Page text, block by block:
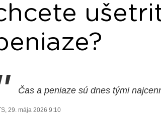
Čas a peniaze sú dnes tými
29. mája 2026 9:10